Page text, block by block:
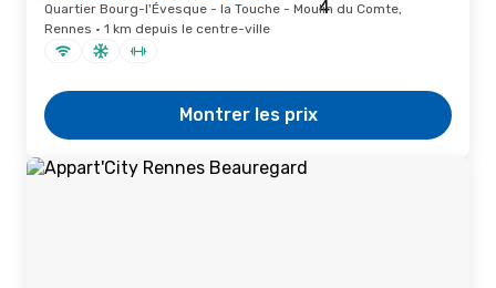
Quartier Bourg-l'Évesque - la Touche - Moulin du Comte,
Rennes · 1 km depuis le centre-ville
Montrer les prix